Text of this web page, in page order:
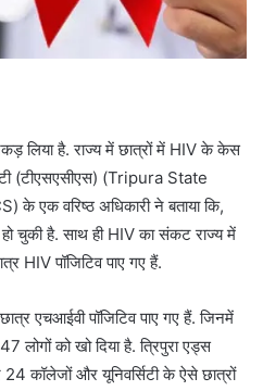
लिया है. राज्य में छात्रों में HIV के केस
(टीएसएसीएस) (Tripura State
एक वरिष्ठ अधिकारी ने बताया कि,
चुकी है. साथ ही HIV का संकट राज्य में
HIV पॉजिटिव पाए गए हैं.
एचआईवी पॉजिटिव पाए गए हैं. जिनमें
को खो दिया है. त्रिपुरा एड्स
कॉलेजों और यूनिवर्सिटी के ऐसे छात्रों